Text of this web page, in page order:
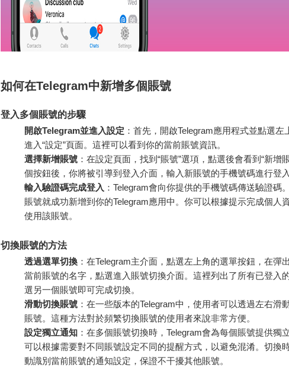
如何在Telegram中新增多個賬號
登入多個賬號的步驟
開啟Telegram並進入設定 ：首先，開啟Telegram應用程式並點選左
進入“設定”頁面。這裡可以看到你的當前賬號資訊。
選擇新增賬號 ：在設定頁面，找到“賬號”選項，點選後會看到“新增
個按鈕後，你將被引導到登入介面，輸入新賬號的手機號碼進行登入
輸入驗證碼完成登入 ：Telegram會向你提供的手機號碼傳送驗證碼
賬號就成功新增到你的Telegram應用中。你可以根據提示完成個人
使用該賬號。
切換賬號的方法
透過選單切換 ：在Telegram主介面，點選左上角的選單按鈕，在彈
當前賬號的名字，點選進入賬號切換介面。這裡列出了所有已登入
選另一個賬號即可完成切換。
滑動切換賬號 ：在一些版本的Telegram中，使用者可以透過左右滑
賬號。這種方法對於頻繁切換賬號的使用者來說非常方便。
設定獨立通知 ：在多個賬號切換時，Telegram會為每個賬號提供獨
可以根據需要對不同賬號設定不同的提醒方式，以避免混淆。切換
動識別當前賬號的通知設定，保證不干擾其他賬號。